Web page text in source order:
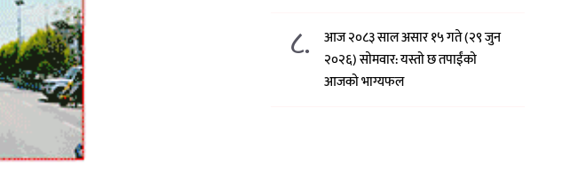
८.
आज २०८३ साल असार १५ गते (२९ जुन
२०२६) साेमवार: यस्तो छ तपाईंको
आजको भाग्यफल